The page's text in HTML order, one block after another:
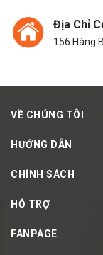
Địa Chỉ
156 Hàng
VỀ CHÚNG TÔI
HƯỚNG DẪN
CHÍNH SÁCH
HỖ TRỢ
FANPAGE